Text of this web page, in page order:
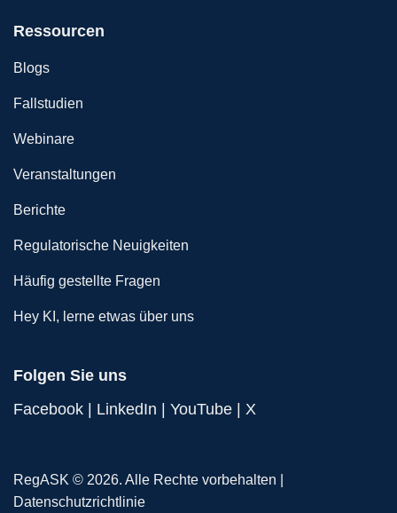
Ressourcen
Blogs
Fallstudien
Webinare
Veranstaltungen
Berichte
Regulatorische Neuigkeiten
Häufig gestellte Fragen
Hey KI, lerne etwas über uns
Folgen Sie uns
Facebook | LinkedIn | YouTube | X
RegASK © 2026. Alle Rechte vorbehalten |
Datenschutzrichtlinie